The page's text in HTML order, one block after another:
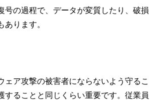
号の過程で、データが変質したり、破損
あります。
ェア攻撃の被害者にならないよう守るこ
することと同じくらい重要です。従業員